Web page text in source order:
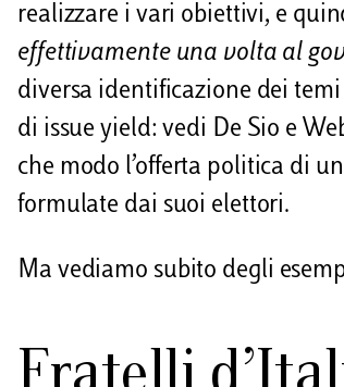
realizzare i vari obiettivi, e
effettivamente una volta al
diversa identificazione dei
di issue yield: vedi De Sio e
che modo l’offerta politica di
formulate dai suoi elettori.
Ma vediamo subito degli
Fratelli